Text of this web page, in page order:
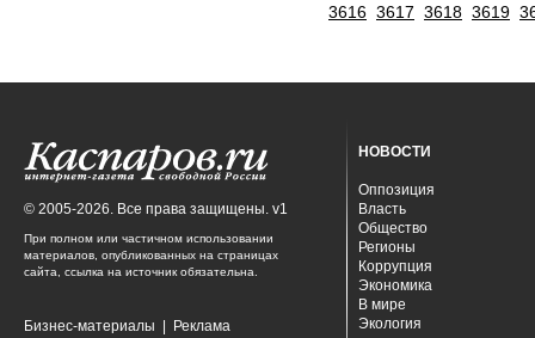
3616 3617 3618 3619
© 2005-2026. Все права защищены. v1
При полном или частичном использовании
материалов, опубликованных на страницах
сайта, ссылка на источник обязательна.
Бизнес-материалы Реклама
НОВОСТИ
Оппозиция
Власть
Общество
Регионы
Коррупция
Экономика
В мире
Экология